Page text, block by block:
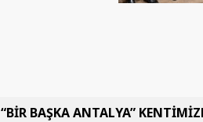
“BİR BAŞKA ANTALYA”